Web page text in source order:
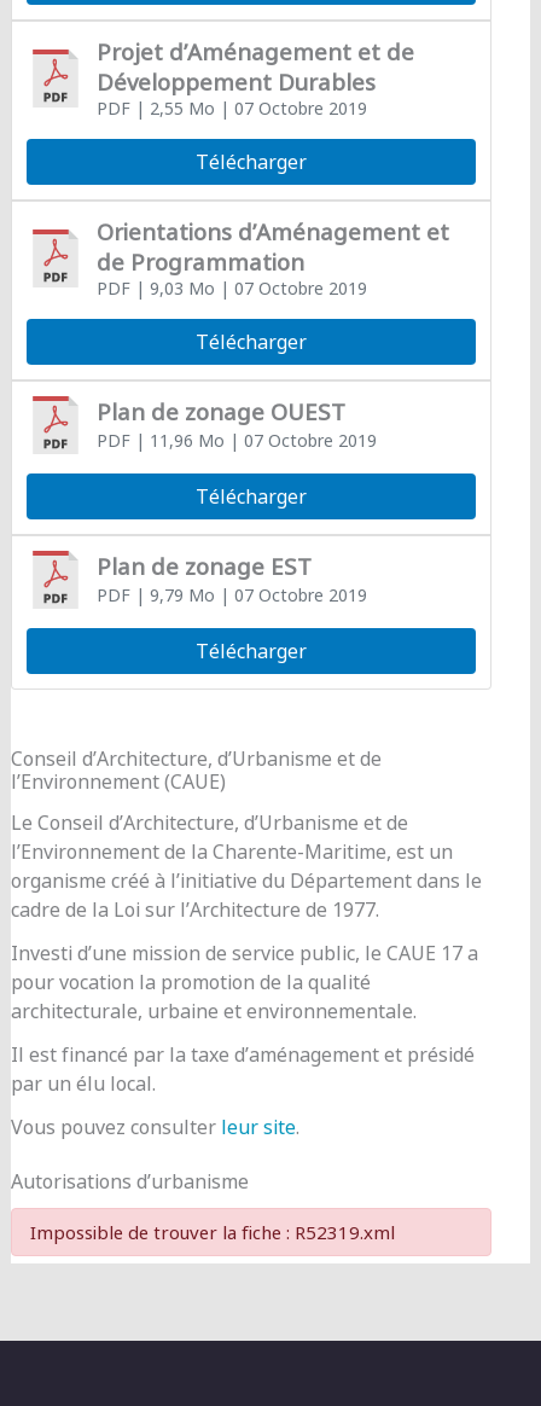
Projet d’Aménagement et de
Développement Durables
PDF| 2,55 Mo | 07 Octobre 2019
Télécharger
Orientations d’Aménagement et
de Programmation
PDF| 9,03 Mo | 07 Octobre 2019
Télécharger
Plan de zonage OUEST
PDF| 11,96 Mo | 07 Octobre 2019
Télécharger
Plan de zonage EST
PDF| 9,79 Mo | 07 Octobre 2019
Télécharger
Conseil d’Architecture, d’Urbanisme et de
l’Environnement (CAUE)
Le Conseil d’Architecture, d’Urbanisme et de
l’Environnement de la Charente-Maritime, est un
organisme créé à l’initiative du Département dans le
cadre de la Loi sur l’Architecture de 1977.
Investi d’une mission de service public, le CAUE 17 a
pour vocation la promotion de la qualité
architecturale, urbaine et environnementale.
Il est financé par la taxe d’aménagement et présidé
par un élu local.
Vous pouvez consulter leur site.
Autorisations d’urbanisme
Impossible de trouver la fiche : R52319.xml